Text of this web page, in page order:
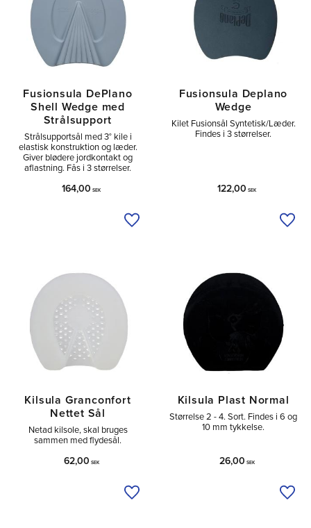
Fusionsula DePlano
Shell Wedge med
Strålsupport
Strålsupportsål med 3° kile i
elastisk konstruktion og læder.
Giver blødere jordkontakt og
aflastning. Fås i 3 størrelser.
164,00 SEK
Tilføj til ønskeliste
Fusionsula Deplano
Wedge
Kilet Fusionsål Syntetisk/Læder.
Findes i 3 størrelser.
122,00 SEK
Kilsula Granconfort
Nettet Sål
Netad kilsole, skal bruges
sammen med flydesål.
62,00 SEK
Tilføj til ønskeliste
Kilsula Plast Normal
Størrelse 2 - 4. Sort. Findes i 6 og
10 mm tykkelse.
26,00 SEK